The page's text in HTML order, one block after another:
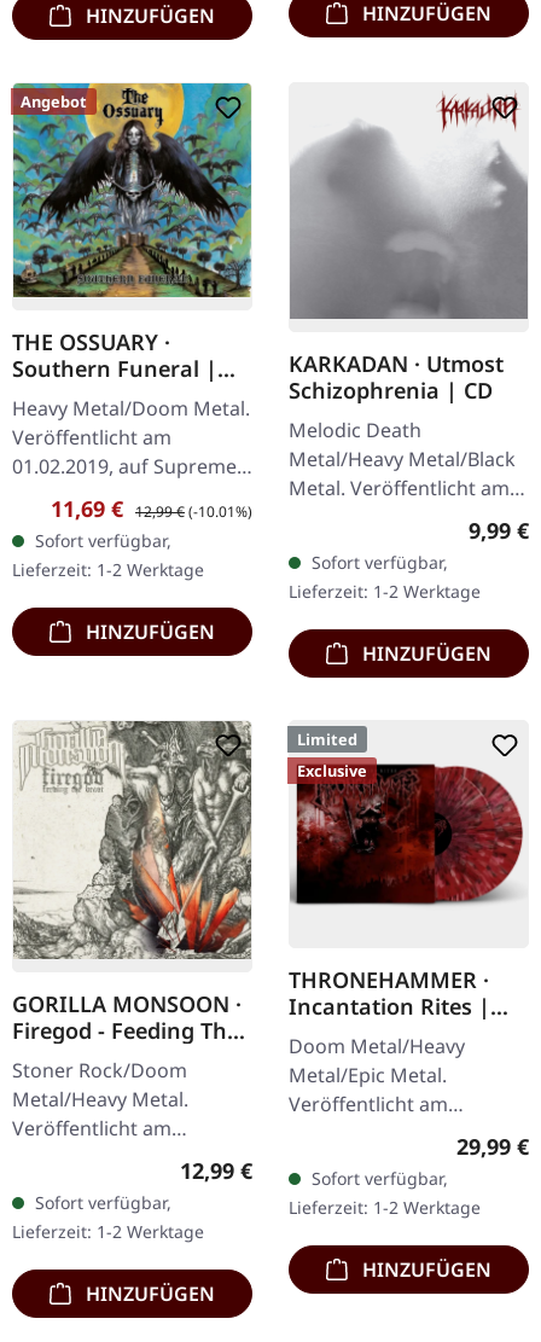
HINZUFÜGEN HINZUFÜGEN
Angebot
THE OSSUARY ·
Southern Funeral |
DIGIPAK CD
Heavy Metal/Doom Metal.
Veröffentlicht am
01.02.2019, auf Supreme
Chaos Records.
Erstauflage als CD im
DigiPak mit 12-seitigem
Booklet. Geht es dir…
Verkaufspreis:
11,69 € Regulärer Preis:
12,99 €(-10.01%)
Sofort verfügbar,
Lieferzeit: 1-2 Werktage
HINZUFÜGEN
KARKADAN · Utmost
Schizophrenia | CD
Melodic Death
Metal/Heavy Metal/Black
Metal. Veröffentlicht am
08.03.2004, auf Supreme
Chaos Records. CD im
Jewelcase mit 16-seitigem
Booklet.…
9,99 €
Sofort verfügbar,
Lieferzeit: 1-2 Werktage
HINZUFÜGEN
GORILLA MONSOON ·
Firegod - Feeding The
Beast | CD
Stoner Rock/Doom
Metal/Heavy Metal.
Veröffentlicht am
11.05.2018, auf Supreme
Chaos Records. CD im
Jewelcase mit 8-seitigem
Booklet. Das dritte
Album…
Regulärer Preis:
12,99 €
Sofort verfügbar,
Lieferzeit: 1-2 Werktage
HINZUFÜGEN
Limited
Exclusive
THRONEHAMMER ·
Incantation Rites |
SPLATTER 2LP
Doom Metal/Heavy
Metal/Epic Metal.
Veröffentlicht am
21.10.2022, auf Supreme
Chaos Records. SCR-
exklusives Transparent
Rot/Schwarz/Weiß…
29,99 €
Sofort verfügbar,
Lieferzeit: 1-2 Werktage
HINZUFÜGEN